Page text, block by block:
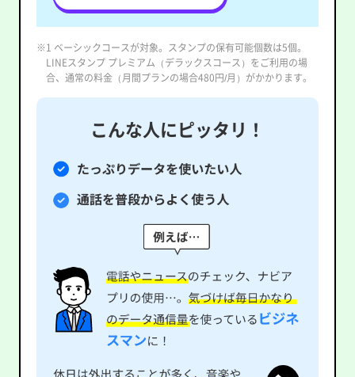
※1 ベーシックコースが対象。スタンプの保有可能個数は5個。
LINEスタンプ プレミアム（デラックスコース）をご利用の場
合、通常の料金（月間プランの場合480円/月）がかかります。
こんな人にピッタリ！